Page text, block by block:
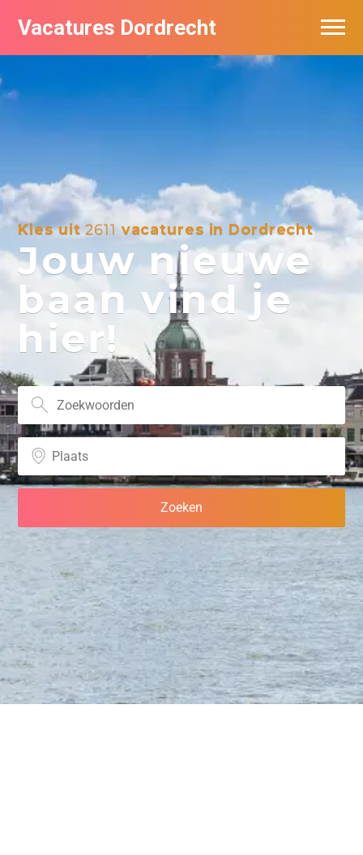
Vacatures Dordrecht
Kies uit2611 vacatures in Dordrecht
Jouw nieuwe
baan vind je
hier!
Vacatures per bedrijf